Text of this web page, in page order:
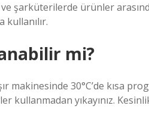
şarküterilerde ürünler
kullanılır.
mi?
makinesinde 30°C’de kısa
kullanmadan yıkayınız.